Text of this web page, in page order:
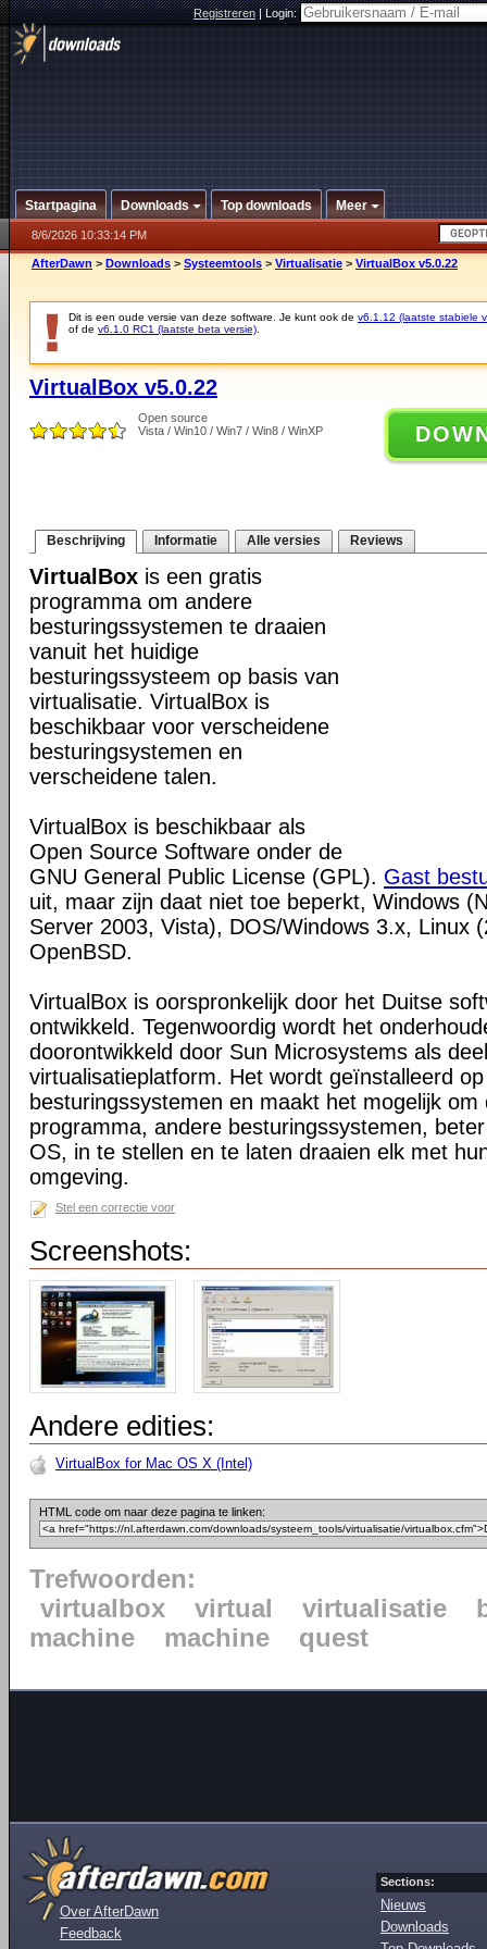
Registreren|Login:
Startpagina Downloads Top downloads Meer
8/6/2026 10:33:14 PM
AfterDawn > Downloads > Systeemtools > Virtualisatie > VirtualBox v5.0.22
Dit is een oude versie van deze software. Je kunt ook de v6.1.12 (laatste stabiele
of de v6.1.0 RC1 (laatste beta versie)
VirtualBox v5.0.22
Open source
Vista / Win10 / Win7 / Win8 / WinXP
Beschrijving Informatie Alle versies Reviews
VirtualBox is een gratis
programma om andere
besturingssystemen te draaien
vanuit het huidige
besturingssysteem op basis van
virtualisatie. VirtualBox is
beschikbaar voor verscheidene
besturingsystemen en
verscheidene talen.
VirtualBox is beschikbaar als
Open Source Software onder de
GNU General Public License (GPL). Gast
uit, maar zijn daat niet toe beperkt, Windows
Server 2003, Vista), DOS/Windows 3.x, Linux
OpenBSD.
VirtualBox is oorspronkelijk door het Duitse
ontwikkeld. Tegenwoordig wordt het
doorontwikkeld door Sun Microsystems als
virtualisatieplatform. Het wordt geïnstalleerd
besturingssystemen en maakt het mogelijk om
programma, andere besturingssystemen,
OS, in te stellen en te laten draaien elk met
omgeving.
Stel een correctie voor
Screenshots:
Andere edities:
VirtualBox for Mac OS X (Intel)
HTML code om naar deze pagina te linken:
Trefwoorden:
virtualbox
virtual virtualisatie
machine
machine quest
Over AfterDawn
Feedback
Sections:
Nieuws
Downloads